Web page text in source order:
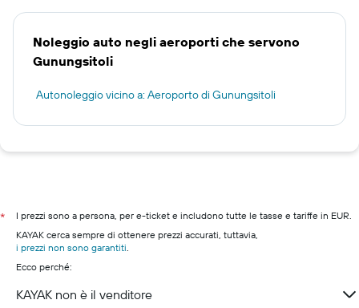
Noleggio auto negli aeroporti che servono
Gunungsitoli
Autonoleggio vicino a: Aeroporto di Gunungsitoli
*
I prezzi sono a persona, per e-ticket e includono tutte le tasse e tariffe in EUR.
KAYAK cerca sempre di ottenere prezzi accurati, tuttavia,
i prezzi non sono garantiti.
Ecco perché:
KAYAK non è il venditore